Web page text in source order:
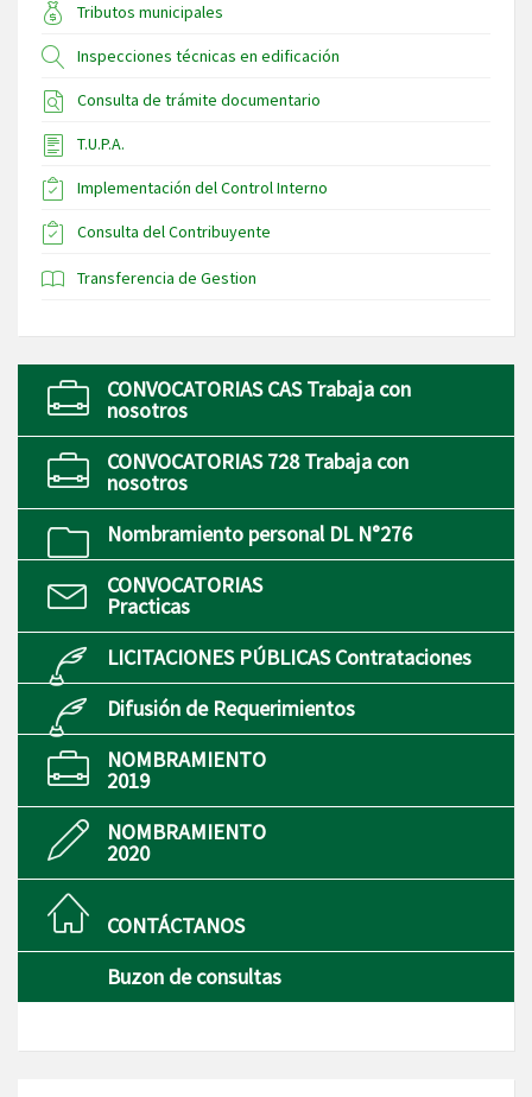
Tributos municipales
Inspecciones técnicas en edificación
Consulta de trámite documentario
T.U.P.A.
Implementación del Control Interno
Consulta del Contribuyente
Transferencia de Gestion
CONVOCATORIAS CAS Trabaja con
nosotros
CONVOCATORIAS 728 Trabaja con
nosotros
Nombramiento personal DL N°276
CONVOCATORIAS
Practicas
LICITACIONES PÚBLICAS Contrataciones
Difusión de Requerimientos
NOMBRAMIENTO
2019
NOMBRAMIENTO
2020
CONTÁCTANOS
Buzon de consultas